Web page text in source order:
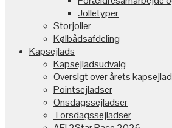
Jolletyper
Storjoller
Kølbådsafdeling
Kapsejlads
Kapsejladsudvalg
Oversigt over årets
Pointsejladser
Onsdagssejladser
Torsdagssejladser